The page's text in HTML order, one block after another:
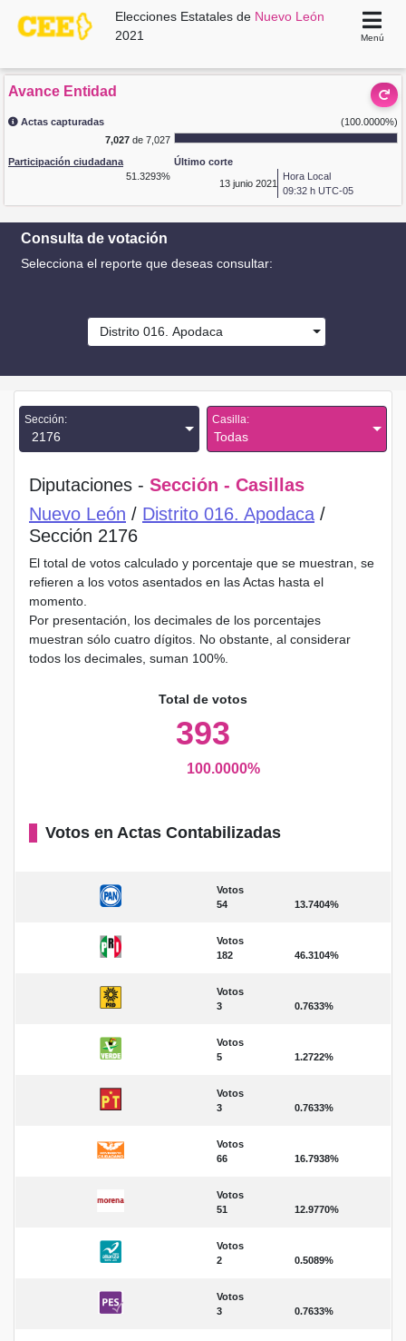
Elecciones Estatales de Nuevo León
2021
Menú
Avance Entidad
Actas capturadas
(100.0000%)
7,027de 7,027
Participación ciudadana
51.3293%
Último corte
13 junio 2021
Hora Local
09:32 h UTC-05
Consulta de votación
Selecciona el reporte que deseas consultar:
Distrito 016. Apodaca
Sección:
2176
Casilla:
Todas
Diputaciones - Sección - Casillas
Nuevo León / Distrito 016. Apodaca /
Sección 2176
El total de votos calculado y porcentaje que se muestran, se
refieren a los votos asentados en las Actas hasta el
momento.
Por presentación, los decimales de los porcentajes
muestran sólo cuatro dígitos. No obstante, al considerar
todos los decimales, suman 100%.
Total de votos
393
100.0000%
Votos en Actas Contabilizadas
Votos
54
13.7404%
Votos
182
46.3104%
Votos
3
0.7633%
Votos
5
1.2722%
Votos
3
0.7633%
Votos
66
16.7938%
Votos
51
12.9770%
Votos
2
0.5089%
Votos
3
0.7633%